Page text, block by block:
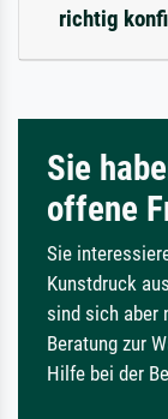
richtig
Sie
offene
Sie
Kunstdruck
sind sich aber
Beratung zur
Hilfe bei der